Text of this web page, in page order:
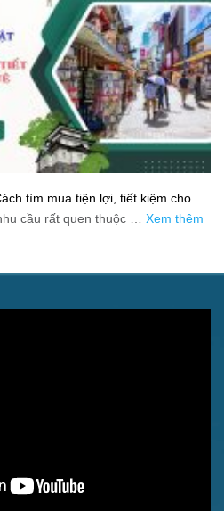
tìm mua tiện lợi, tiết kiệm cho
cầu rất quen thuộc … Xem thêm